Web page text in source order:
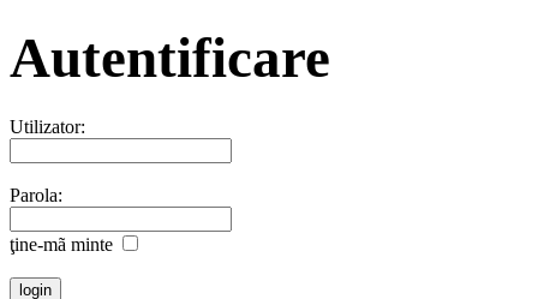
Autentificare
Utilizator:
Parola:
ţine-mã minte